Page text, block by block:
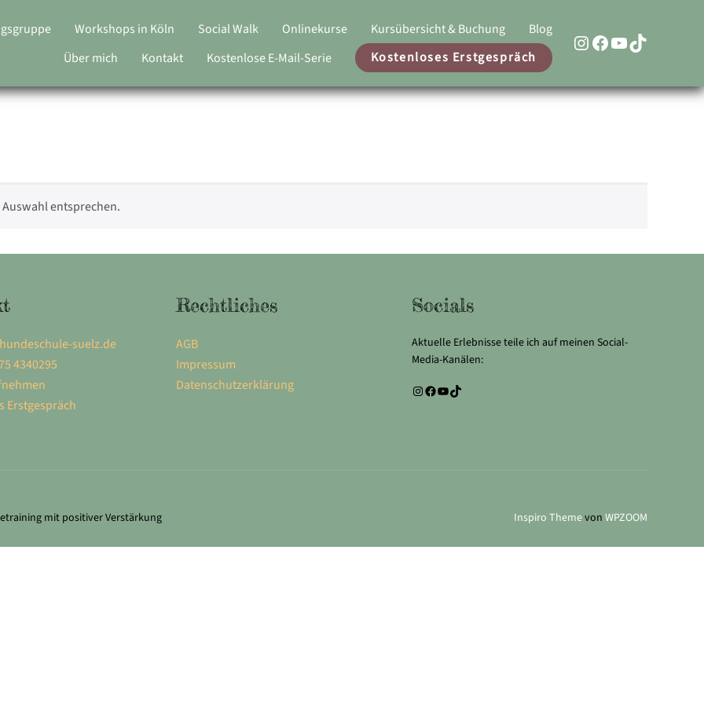
Workshops in Köln Social Walk Onlinekurse Kursübersicht & Buchung
Blog
Über mich
Kontakt Kostenlose E-Mail-Serie Kostenloses Erstgespräch
Link zur Instagram Seite von Hundeschule Kämmerling
Link zur Facebook Seite von Hundeschule Kämmerling
Link zum Youtube Kanal von Hundeschule
TikTok
entsprechen.
suelz.de
4340295
Erstgespräch
Rechtliches
AGB
Impressum
Datenschutz­erklärung
Socials
Aktuelle Erlebnisse teile ich auf meinen Social-
Media-Kanälen:
Instagram
Facebook
YouTube
TikTok
mit positiver Verstärkung
Inspiro Themevon WPZOOM